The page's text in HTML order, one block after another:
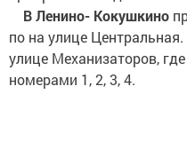
В Ленино- Кокушкино
по на улице
улице Механизаторов,
номерами 1, 2, 3, 4.